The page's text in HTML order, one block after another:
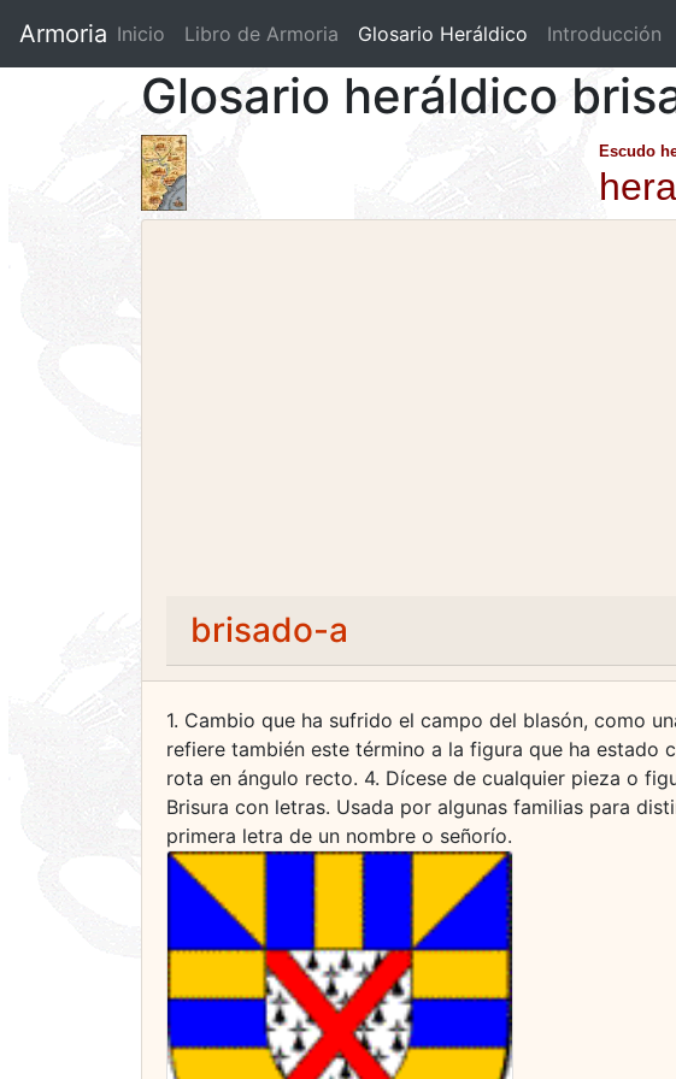
Armoria Inicio Libro de Armoria (current)
Glosario Heráldico Introducción
Glosario heráldico
Escudo
brisado-a
1. Cambio que ha sufrido el campo del blasón, como
refiere también este término a la figura que ha
rota en ángulo recto. 4. Dícese de cualquier pieza o
Brisura con letras. Usada por algunas familias para
primera letra de un nombre o señorío.